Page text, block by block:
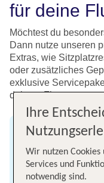
für deine
Möchtest du
Dann nutze unseren
Extras, wie
oder zusätzliches
exklusive
deinem Flug.
Web Check-
Schnell &
Sitzplätze buchen
Ihre
Wir nutzen
Services und
notwendig sind.